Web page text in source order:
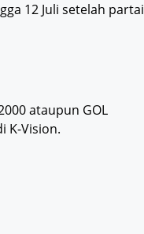
12 Juli setelah partai
ataupun GOL
K-Vision.